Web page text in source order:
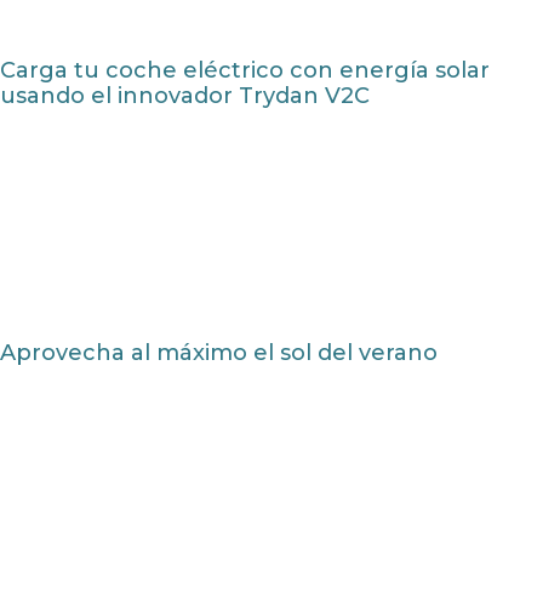
Carga tu coche eléctrico con energía solar
usando el innovador Trydan V2C
Aprovecha al máximo el sol del verano